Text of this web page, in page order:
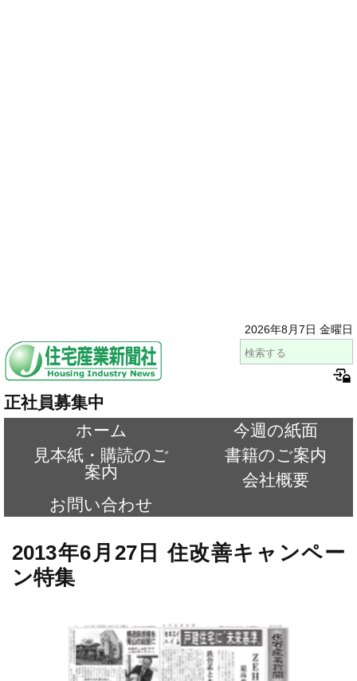
2026年8月7日 金曜日
正社員募集中
ホーム
今週の紙面
見本紙・購読のご
案内
書籍のご案内
会社概要
お問い合わせ
2013年6月27日 住改善キャンペー
ン特集